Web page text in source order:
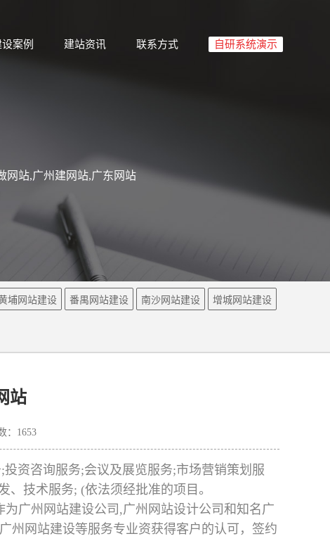
案例 建站资讯 联系方式 自研系统演示
网站,广州建网站,广东网站
埔网站建设 番禺网站建设 南沙网站建设 增城网站建设
站
：1653
资咨询服务;会议及展览服务;市场营销策划服
、技术服务; (依法须经批准的项目。
广州网站建设公司,广州网站设计公司和知名广
州网站建设等服务专业资获得客户的认可，签约